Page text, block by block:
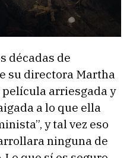
décadas de
su directora Martha
arriesgada y
a lo que ella
y tal vez eso
ninguna de